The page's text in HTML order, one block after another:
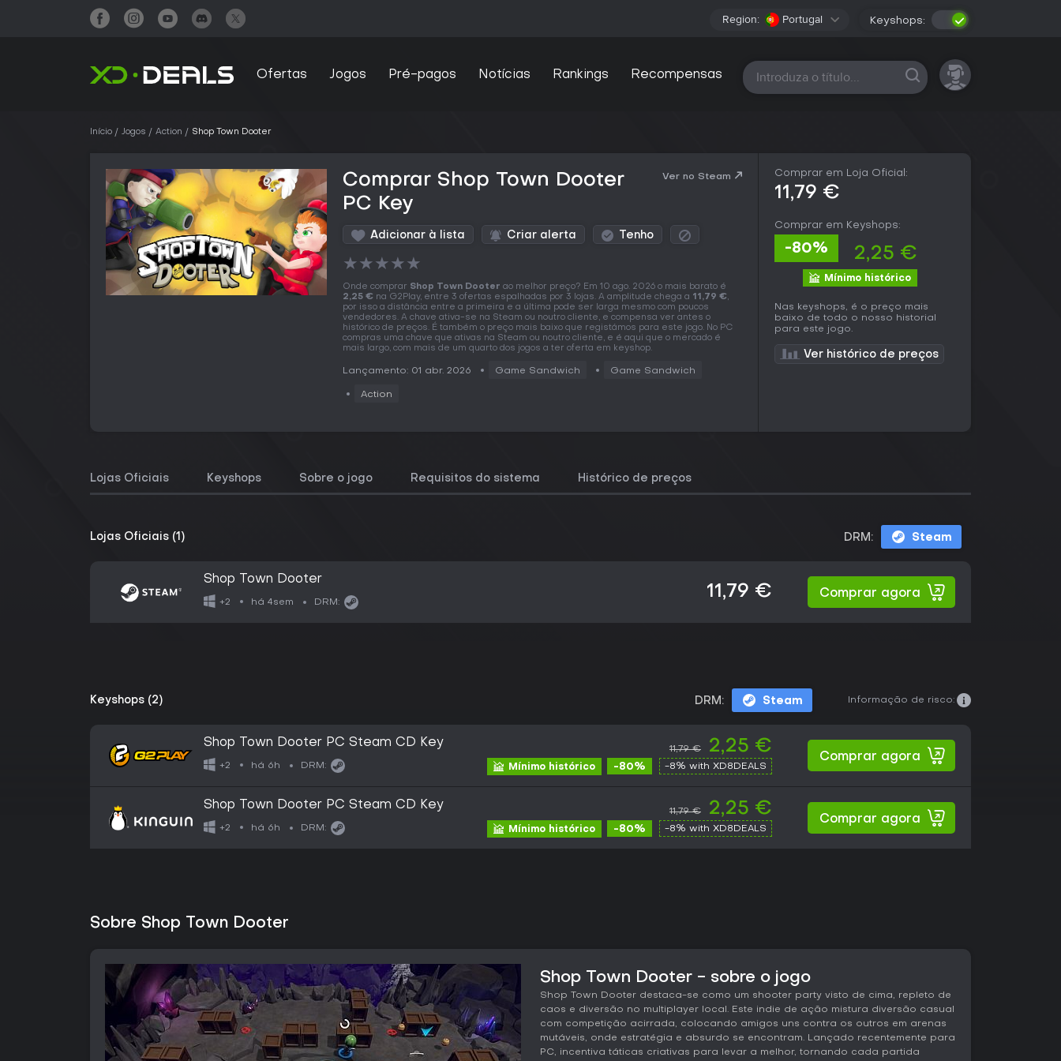
Region: Portugal Keyshops:
Ofertas Jogos Pré-pagos Notícias Rankings Recompensas Todas as plataformas
Início Jogos Action Shop Town Dooter
Comprar Shop Town Dooter
PC Key
Ver no Steam
Adicionar à lista Criar alerta Tenho
★★★★★
Onde comprar Shop Town Dooter ao melhor preço? Em 10 ago. 2026 o mais barato é
2,25 € na G2Play, entre 3 ofertas espalhadas por 3 lojas. A amplitude chega a 11,79 €,
por isso a distância entre a primeira e a última pode ser larga mesmo com poucos
vendedores. A chave ativa-se na Steam ou noutro cliente, e compensa ver antes o
histórico de preços. É também o preço mais baixo que registámos para este jogo. No PC
compras uma chave que ativas na Steam ou noutro cliente, e é aqui que o mercado é
mais largo, com mais de um quarto dos jogos a ter oferta em keyshop.
Lançamento: 01 abr. 2026 Game Sandwich Game Sandwich
Action
Comprar em Loja Oficial:
11,79 €
Comprar em Keyshops:
-80% 2,25 €
Mínimo histórico
Nas keyshops, é o preço mais
baixo de todo o nosso historial
para este jogo.
Ver histórico de preços
Lojas Oficiais Keyshops Sobre o jogo Requisitos do sistema Histórico de preços
Lojas Oficiais (1) DRM: Steam
Shop Town Dooter
+2 há 4sem DRM:
11,79 € Comprar agora
Keyshops (2) DRM: Steam Informação de risco:
Shop Town Dooter PC Steam CD Key
+2 há 6h DRM:
11,79 € 2,25 €
Mínimo histórico -80% -8% with XD8DEALS
Comprar agora
Shop Town Dooter PC Steam CD Key
+2 há 6h DRM:
11,79 € 2,25 €
Mínimo histórico -80% -8% with XD8DEALS
Comprar agora
Sobre Shop Town Dooter
Shop Town Dooter - sobre o jogo
Shop Town Dooter destaca-se como um shooter party visto de cima, repleto de
caos e diversão no multiplayer local. Este indie de ação mistura diversão casual
com competição acirrada, colocando amigos uns contra os outros em arenas
mutáveis, onde estratégia e absurdo se encontram. Lançado recentemente para
PC, incentiva táticas criativas para levar a melhor, tornando cada partida